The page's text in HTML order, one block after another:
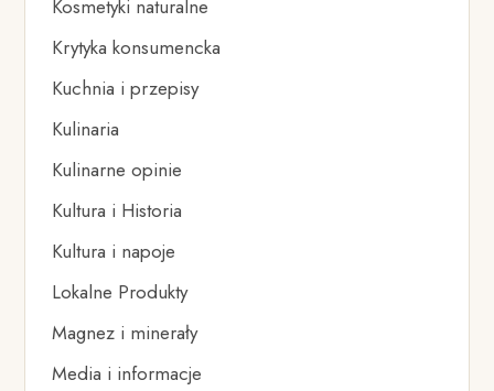
Kosmetyki naturalne
Krytyka konsumencka
Kuchnia i przepisy
Kulinaria
Kulinarne opinie
Kultura i Historia
Kultura i napoje
Lokalne Produkty
Magnez i minerały
Media i informacje